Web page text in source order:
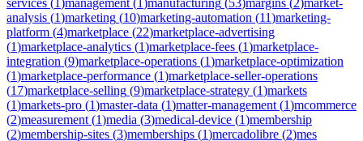
analysis (1)marketing (10)marketing-automation (11)marketing-
platform (4)marketplace (22)marketplace-advertising
(1)marketplace-analytics (1)marketplace-fees (1)marketplace-
integration (9)marketplace-operations (1)marketplace-optimization
(1)marketplace-performance (1)marketplace-seller-operations
(17)marketplace-selling (9)marketplace-strategy (1)markets
(1)markets-pro (1)master-data (1)matter-management (1)mcommerce
(2)measurement (1)media (3)medical-device (1)membership
(2)membership-sites (3)memberships (1)mercadolibre (2)mes